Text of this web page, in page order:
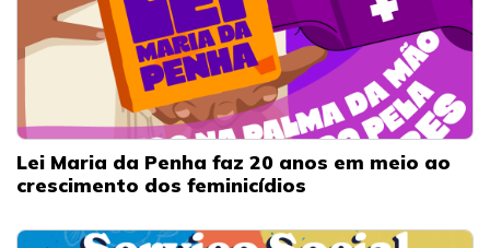
Lei Maria da Penha faz 20 anos em meio ao
crescimento dos feminicídios